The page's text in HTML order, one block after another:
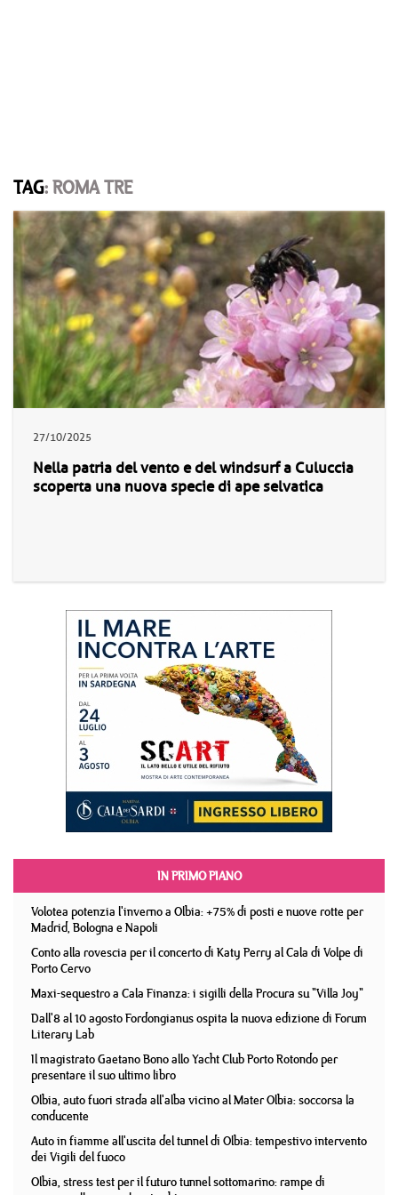
TAG: ROMA TRE
27/10/2025
Nella patria del vento e del windsurf a Culuccia
scoperta una nuova specie di ape selvatica
IN PRIMO PIANO
Volotea potenzia l'inverno a Olbia: +75% di posti e nuove rotte per
Madrid, Bologna e Napoli
Conto alla rovescia per il concerto di Katy Perry al Cala di Volpe di
Porto Cervo
Maxi-sequestro a Cala Finanza: i sigilli della Procura su "Villa Joy"
Dall'8 al 10 agosto Fordongianus ospita la nuova edizione di Forum
Literary Lab
Il magistrato Gaetano Bono allo Yacht Club Porto Rotondo per
presentare il suo ultimo libro
Olbia, auto fuori strada all'alba vicino al Mater Olbia: soccorsa la
conducente
Auto in fiamme all'uscita del tunnel di Olbia: tempestivo intervento
dei Vigili del fuoco
Olbia, stress test per il futuro tunnel sottomarino: rampe di